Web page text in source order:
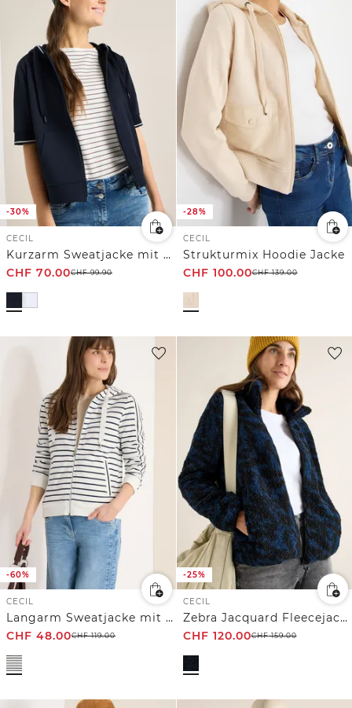
-30%
CECIL
Kurzarm Sweatjacke mit Kapuze
CHF 70.00CHF99.90
-28%
CECIL
Strukturmix Hoodie Jacke
CHF 100.00CHF139.00
-60%
CECIL
Langarm Sweatjacke mit Kapuze
CHF 48.00CHF119.00
-25%
CECIL
Zebra Jacquard Fleecejacke
CHF 120.00CHF159.00